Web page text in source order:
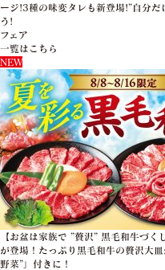
ージ!3種の味変タレも新登場!”自分
う!
フェア
一覧はこちら
NEW
【お盆は家族で ”贅沢” 黒毛和牛づ
が登場！たっぷり黒毛和牛の贅沢大
野菜”」付きに！